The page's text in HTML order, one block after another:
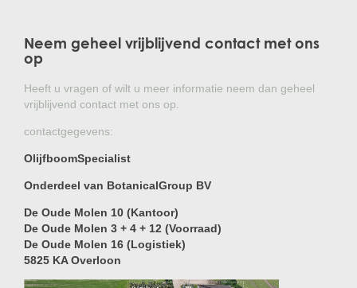
Neem geheel vrijblijvend contact met ons
op
Heeft u vragen of wilt u meer informatie neem dan geheel
vrijblijvend contact met ons op.
contactgegevens:
OlijfboomSpecialist
Onderdeel van BotanicalGroup BV
De Oude Molen 10 (Kantoor)
De Oude Molen 3 + 4 + 12 (Voorraad)
De Oude Molen 16 (Logistiek)
5825 KA Overloon